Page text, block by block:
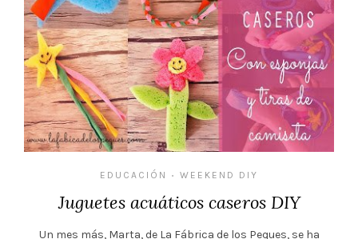
EDUCACIÓN • WEEKEND DIY
Juguetes acuáticos caseros DIY
Un mes más, Marta, de La Fábrica de los Peques, se ha